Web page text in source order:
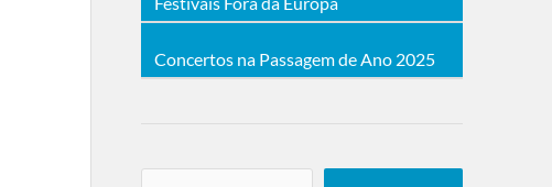
Concertos na Passagem de Ano 2025